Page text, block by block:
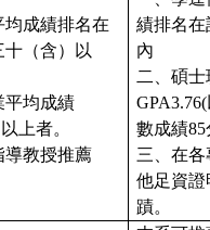
成績排名在
（含）以
平均成績
上者。
導教授推薦
績排名在
內
二、碩
GPA3.76(
數成績85
三、在
他足資證
蹟。